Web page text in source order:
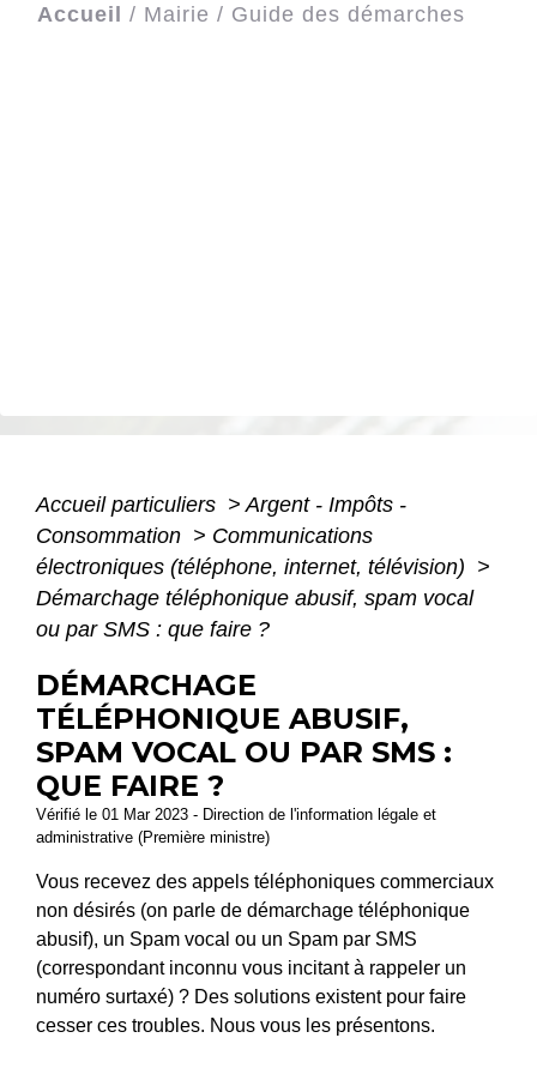
Accueil / Mairie / Guide des démarches
Accueil particuliers > Argent - Impôts -
Consommation > Communications
électroniques (téléphone, internet, télévision) >
Démarchage téléphonique abusif, spam vocal
ou par SMS : que faire ?
DÉMARCHAGE
TÉLÉPHONIQUE ABUSIF,
SPAM VOCAL OU PAR SMS :
QUE FAIRE ?
Vérifié le 01 Mar 2023 - Direction de l'information légale et
administrative (Première ministre)
Vous recevez des appels téléphoniques commerciaux
non désirés (on parle de démarchage téléphonique
abusif), un Spam vocal ou un Spam par SMS
(correspondant inconnu vous incitant à rappeler un
numéro surtaxé) ? Des solutions existent pour faire
cesser ces troubles. Nous vous les présentons.